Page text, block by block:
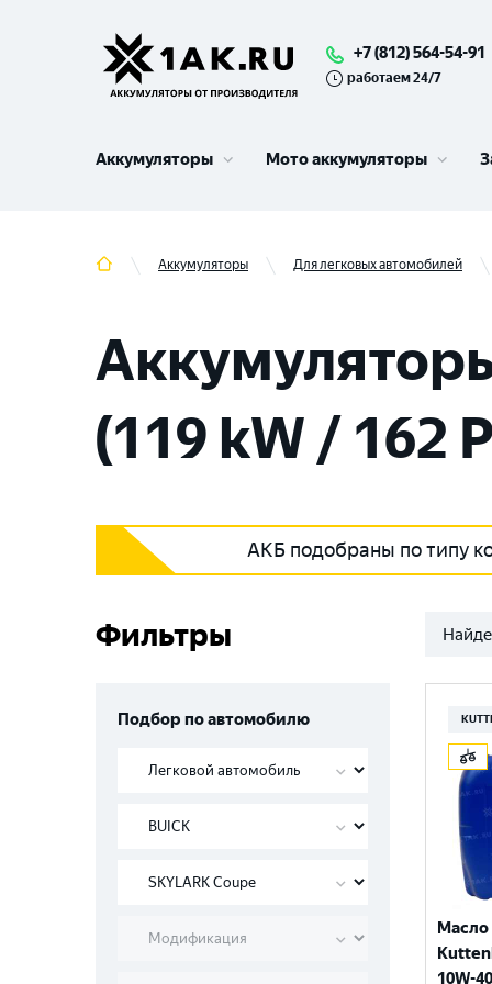
+7 (812) 564-54-91
работаем 24/7
Аккумуляторы Мото аккумуляторы
Аккумуляторы Для легковых автомобилей
(119 kW / 162
АКБ подобраны по типу
Фильтры
Подбор по автомобилю
10W-